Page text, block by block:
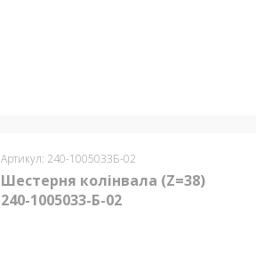
Артикул: 240-1005033Б-02
Шестерня колінвала (Z=38)
240-1005033-Б-02